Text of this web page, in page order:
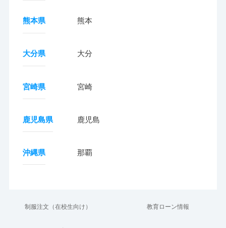
熊本県 熊本
大分県 大分
宮崎県 宮崎
鹿児島県 鹿児島
沖縄県 那覇
制服注文（在校生向け） 教育ローン情報